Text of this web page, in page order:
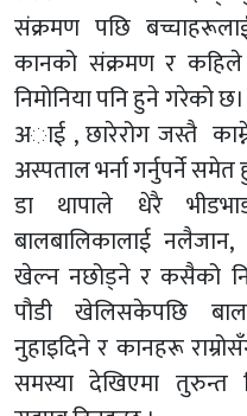
संक्रमण पछि
कानको संक्रमण र कहिले
निमोनिया पनि हुने गरेको
अाई , छारेरोग जस्तै
अस्पताल भर्ना गर्नुपर्ने समेत
डा थापाले धेरै
बालबालिकालाई
खेल्न नछोड्ने र कसैको
पौडी खेलिसकेपछि
नुहाइदिने र कानहरू
समस्या देखिएमा तुरुन्त